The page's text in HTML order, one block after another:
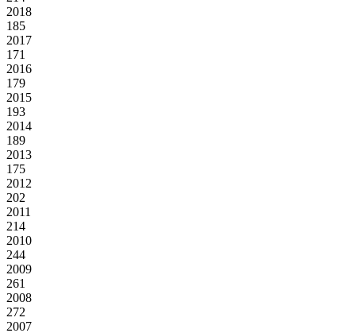
2018
185
2017
171
2016
179
2015
193
2014
189
2013
175
2012
202
2011
214
2010
244
2009
261
2008
272
2007